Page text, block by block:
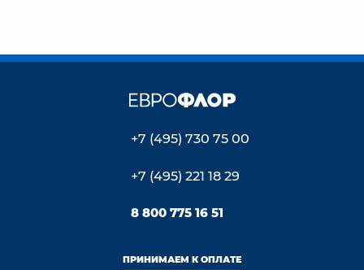
+7 (495) 730 75 00
+7 (495) 221 18 29
8 800 775 16 51
ПРИНИМАЕМ К ОПЛАТЕ